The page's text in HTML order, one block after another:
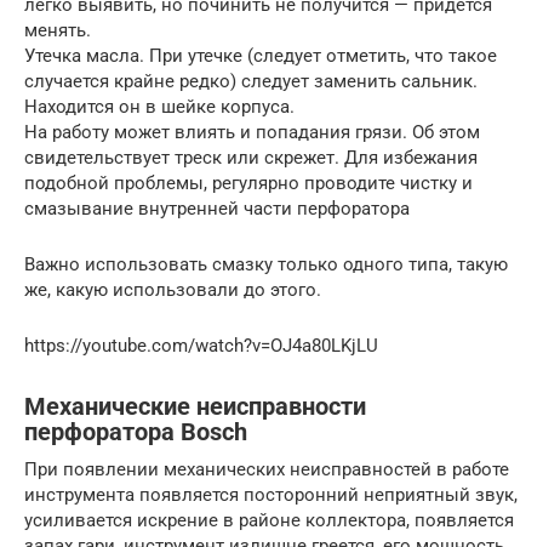
легко выявить, но починить не получится — придётся
менять.
Утечка масла. При утечке (следует отметить, что такое
случается крайне редко) следует заменить сальник.
Находится он в шейке корпуса.
На работу может влиять и попадания грязи. Об этом
свидетельствует треск или скрежет. Для избежания
подобной проблемы, регулярно проводите чистку и
смазывание внутренней части перфоратора
Важно использовать смазку только одного типа, такую
же, какую использовали до этого.
https://youtube.com/watch?v=OJ4a80LKjLU
Механические неисправности
перфоратора Bosch
При появлении механических неисправностей в работе
инструмента появляется посторонний неприятный звук,
усиливается искрение в районе коллектора, появляется